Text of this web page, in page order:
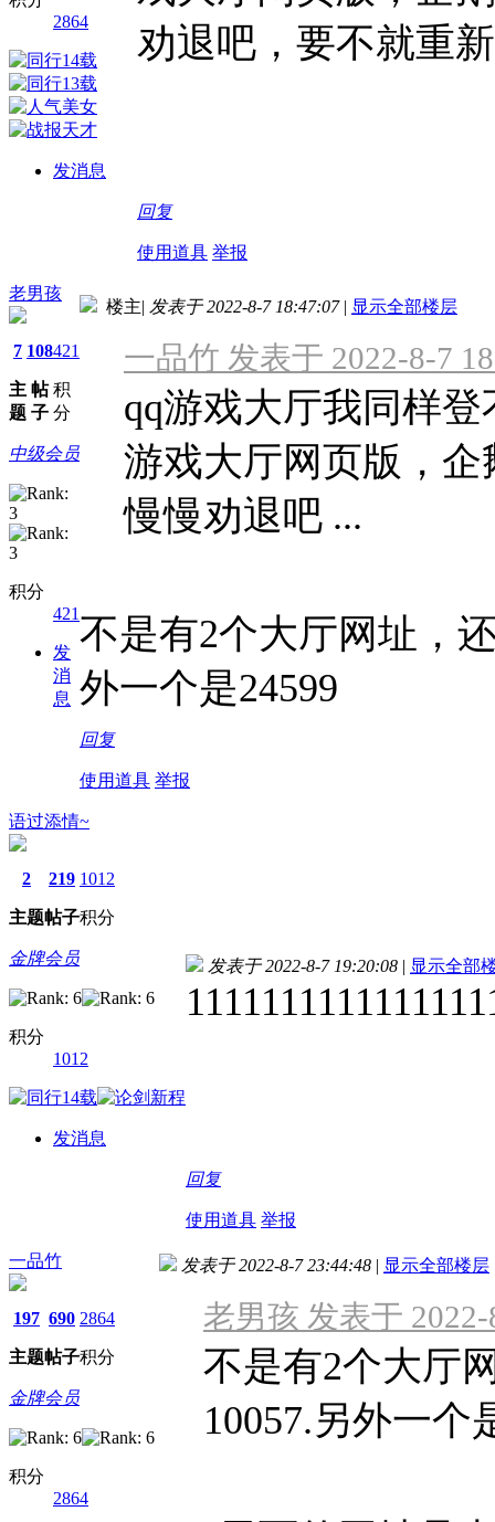
2864
发消息
劝退吧，要不就重
回复
使用道具 举报
老男孩
7
主
题
108
帖
子
421
积
分
中级会员
积分
421
发
消
息
楼主| 发表于 2022-8-7 18:47:07 | 显示全部楼层
一品竹 发表于 2022-8-7
qq游戏大厅我同样
游戏大厅网页版，
慢慢劝退吧 ...
不是有2个大厅网址，
外一个是24599
回复
使用道具 举报
语过添情~
2
主题
219
帖子
1012
积分
金牌会员
积分
1012
发消息
发表于 2022-8-7 19:20:08 | 显示全部
回复
使用道具 举报
一品竹
197
主题
690
帖子
2864
积分
金牌会员
积分
2864
发表于 2022-8-7 23:44:48 | 显示全部楼层
老男孩 发表于 2022-
不是有2个大厅
10057.另外一个